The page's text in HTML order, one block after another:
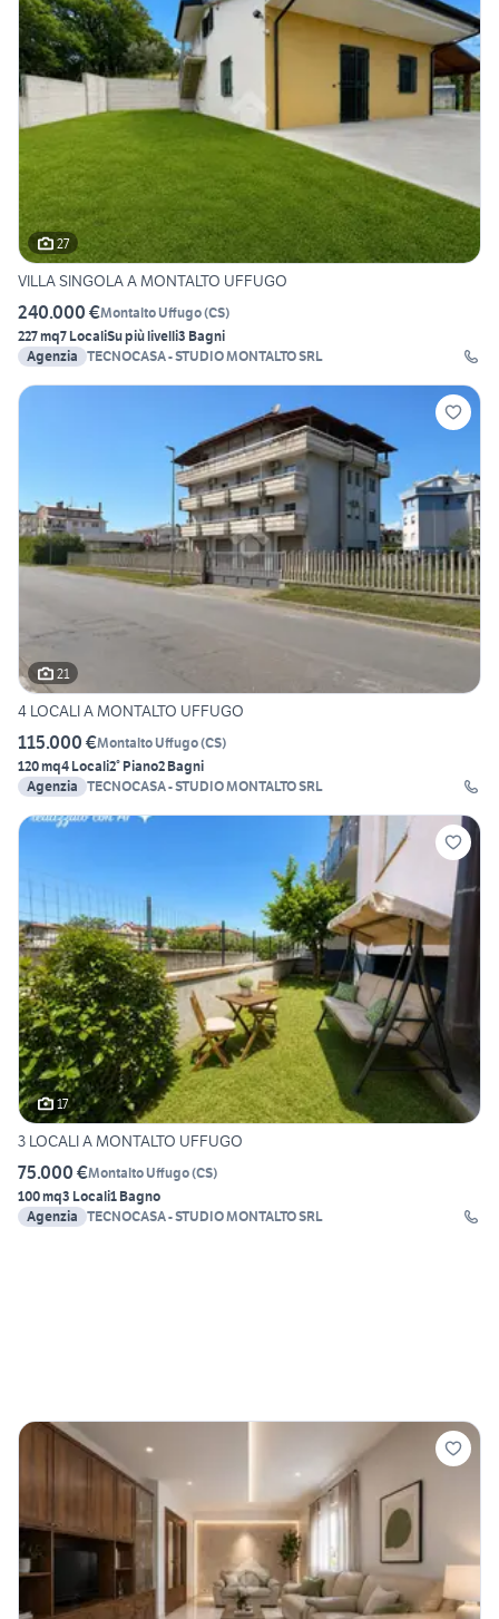
27
VILLA SINGOLA A MONTALTO UFFUGO
240.000 €Montalto Uffugo(CS)
227 mq7 LocaliSu più livelli3 Bagni
Agenzia TECNOCASA - STUDIO MONTALTO SRL
21
4 LOCALI A MONTALTO UFFUGO
115.000 €Montalto Uffugo(CS)
120 mq4 Locali2° Piano2 Bagni
Agenzia TECNOCASA - STUDIO MONTALTO SRL
17
3 LOCALI A MONTALTO UFFUGO
75.000 €Montalto Uffugo(CS)
100 mq3 Locali1 Bagno
Agenzia TECNOCASA - STUDIO MONTALTO SRL